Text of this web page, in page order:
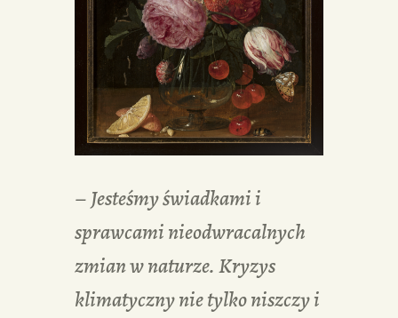
–Jesteśmy świadkami i
sprawcami nieodwracalnych
zmian w naturze. Kryzys
klimatyczny nie tylko niszczy i